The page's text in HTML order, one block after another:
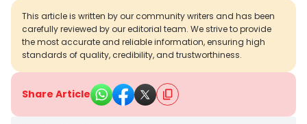
This article is written by our community writers and has been
carefully reviewed by our editorial team. We strive to provide
the most accurate and reliable information, ensuring high
standards of quality, credibility, and trustworthiness.
Share Article